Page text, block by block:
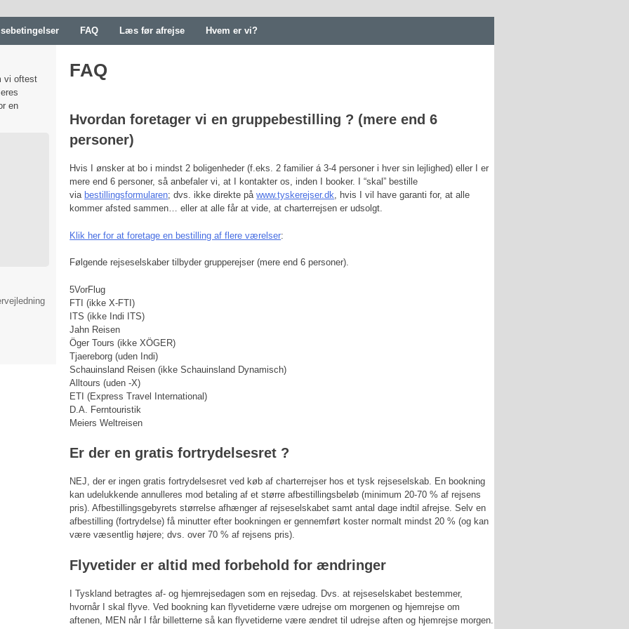
FAQ Læs før afrejse Hvem er vi?
FAQ
Hvordan foretager vi en gruppebestilling ? (mere end 6
personer)
Hvis I ønsker at bo i mindst 2 boligenheder (f.eks. 2 familier á 3-4 personer i hver sin lejlighed) eller I er
mere end 6 personer, så anbefaler vi, at I kontakter os, inden I booker. I “skal” bestille
via bestillingsformularen; dvs. ikke direkte påwww.tyskerejser.dk, hvis I vil have garanti for, at alle
kommer afsted sammen… eller at alle får at vide, at charterrejsen er udsolgt.
Klik her for at foretage en bestilling af flere værelser:
Følgende rejseselskaber tilbyder grupperejser (mere end 6 personer).
5VorFlug
FTI (ikke X-FTI)
ITS (ikke Indi ITS)
Jahn Reisen
Öger Tours (ikke XÖGER)
Tjaereborg (uden Indi)
Schauinsland Reisen (ikke Schauinsland Dynamisch)
Alltours (uden -X)
ETI (Express Travel International)
D.A. Ferntouristik
Meiers Weltreisen
Er der en gratis fortrydelsesret ?
NEJ, der er ingen gratis fortrydelsesret ved køb af charterrejser hos et tysk rejseselskab. En bookning
kan udelukkende annulleres mod betaling af et større afbestillingsbeløb (minimum 20-70 % af rejsens
pris). Afbestillingsgebyrets størrelse afhænger af rejseselskabet samt antal dage indtil afrejse. Selv en
afbestilling (fortrydelse) få minutter efter bookningen er gennemført koster normalt mindst 20 % (og kan
være væsentlig højere; dvs. over 70 % af rejsens pris).
Flyvetider er altid med forbehold for ændringer
I Tyskland betragtes af- og hjemrejsedagen som en rejsedag. Dvs. at rejseselskabet bestemmer,
hvornår I skal flyve. Ved bookning kan flyvetiderne være udrejse om morgenen og hjemrejse om
aftenen, MEN når I får billetterne så kan flyvetiderne være ændret til udrejse aften og hjemrejse morgen.
vi oftest
en